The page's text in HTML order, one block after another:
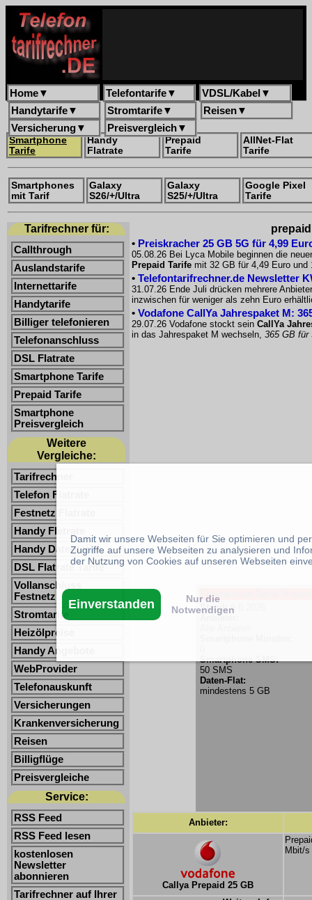
Home▼ Telefontarife▼ VDSL/Kabel ▼
Handytarife▼ Stromtarife▼ Reisen▼
Versicherung▼ Preisvergleich▼
Smartphone
Tarife
Handy
Flatrate
Prepaid
Tarife
AllNet-Flat
Tarife
Smartphones
mit Tarif
Galaxy
S26/+/Ultra
Galaxy
S25/+/Ultra
Google Pixel
Tarife
Tarifrechner für:
Callthrough
Auslandstarife
Internettarife
Handytarife
Billiger telefonieren
Telefonanschluss
DSL Flatrate
Smartphone Tarife
Prepaid Tarife
Smartphone
Preisvergleich
Weitere
Vergleiche:
Tarifrechner
Telefon Flatrate
Festnetz Flatrate
Handy Flatrate
Handy Datentarife
DSL Flatrate Tarife
Vollanschluss
Festnetz
Stromtarife
Heizölpreise
Handy Angebote
WebProvider
Telefonauskunft
Versicherungen
Krankenversicherung
Reisen
Billigflüge
Preisvergleiche
Service:
RSS Feed
RSS Feed lesen
kostenlosen
Newsletter
abonnieren
Tarifrechner auf Ihrer
• Preiskracher 25 GB 5G für 4,99
05.08.26 Bei Lyca Mobile beginnen die
Prepaid Tarife mit 32 GB für 4,49 Euro
• Telefontarifrechner.de Newsletter
31.07.26 Ende Juli drücken mehrere
inzwischen für weniger als zehn Euro
• Vodafone CallYa Jahrespaket M:
29.07.26 Vodafone stockt sein CallYa
in das Jahrespaket M wechseln, 365 GB für
Smartphone Tarife -
Stand:6.8.2026
Anbieter:
Smartphone SMS:
50 SMS
Daten-Flat:
mindestens 5 GB
Anbieter:
Callya Prepaid 25 GB
Mbit/s
Damit wir unsere Webseiten für Sie optimieren und
Zugriffe auf unsere Webseiten zu analysieren und
der Nutzung von Cookies auf unseren Webseiten
Einverstanden
Nur die
Notwendigen